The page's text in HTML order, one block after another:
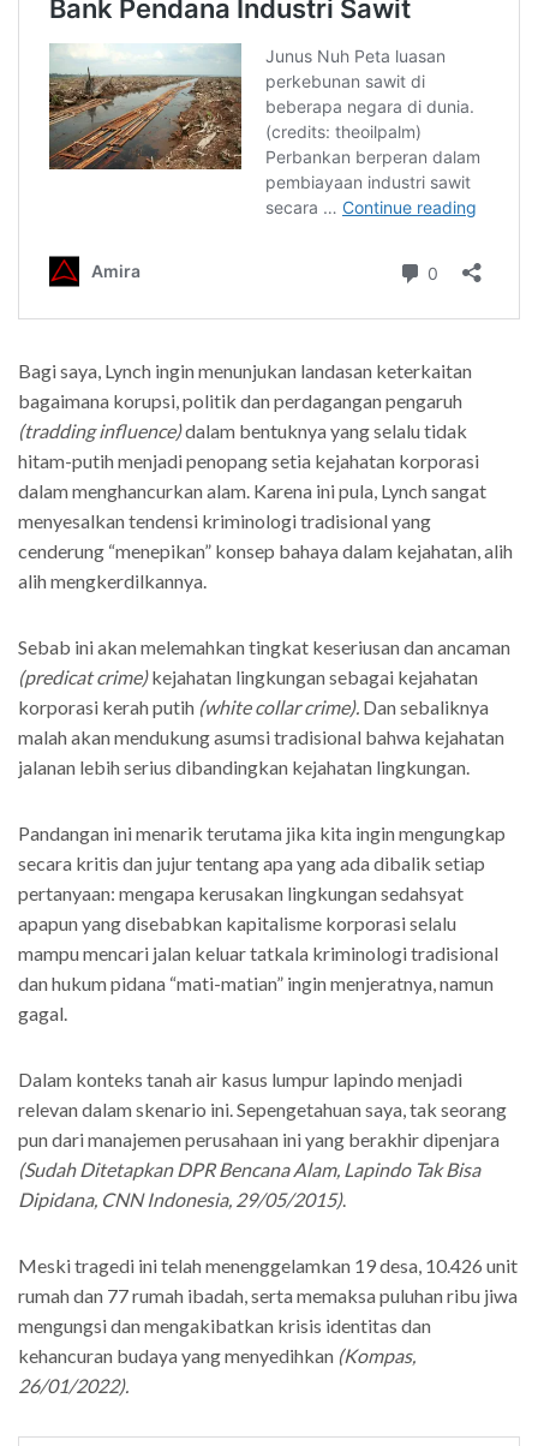
Bagi saya, Lynch ingin menunjukan landasan keterkaitan
bagaimana korupsi, politik dan perdagangan pengaruh
(tradding influence)dalam bentuknya yang selalu tidak
hitam-putih menjadi penopang setia kejahatan korporasi
dalam menghancurkan alam. Karena ini pula, Lynch sangat
menyesalkan tendensi kriminologi tradisional yang
cenderung “menepikan” konsep bahaya dalam kejahatan, alih
alih mengkerdilkannya.
Sebab ini akan melemahkan tingkat keseriusan dan ancaman
(predicat crime)kejahatan lingkungan sebagai kejahatan
korporasi kerah putih (white collar crime). Dan sebaliknya
malah akan mendukung asumsi tradisional bahwa kejahatan
jalanan lebih serius dibandingkan kejahatan lingkungan.
Pandangan ini menarik terutama jika kita ingin mengungkap
secara kritis dan jujur tentang apa yang ada dibalik setiap
pertanyaan: mengapa kerusakan lingkungan sedahsyat
apapun yang disebabkan kapitalisme korporasi selalu
mampu mencari jalan keluar tatkala kriminologi tradisional
dan hukum pidana “mati-matian” ingin menjeratnya, namun
gagal.
Dalam konteks tanah air kasus lumpur lapindo menjadi
relevan dalam skenario ini. Sepengetahuan saya, tak seorang
pun dari manajemen perusahaan ini yang berakhir dipenjara
(Sudah Ditetapkan DPR Bencana Alam, Lapindo Tak Bisa
Dipidana, CNN Indonesia, 29/05/2015).
Meski tragedi ini telah menenggelamkan 19 desa, 10.426 unit
rumah dan 77 rumah ibadah, serta memaksa puluhan ribu jiwa
mengungsi dan mengakibatkan krisis identitas dan
kehancuran budaya yang menyedihkan (Kompas,
26/01/2022).